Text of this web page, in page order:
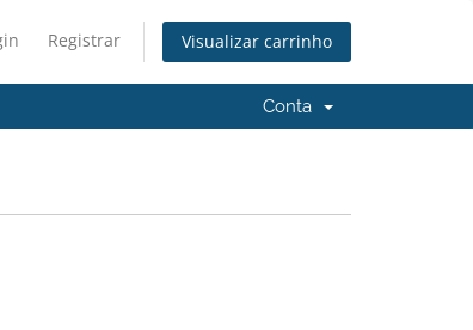
Registrar Visualizar carrinho
Conta